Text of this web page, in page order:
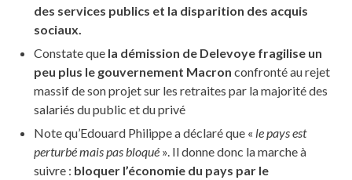
des services publics et la disparition des acquis
sociaux.
Constate que la démission de Delevoye fragilise un
peu plus le gouvernement Macron confronté au rejet
massif de son projet sur les retraites par la majorité des
salariés du public et du privé
Note qu’Edouard Philippe a déclaré que « le pays est
perturbé mais pas bloqué». Il donne donc la marche à
suivre : bloquer l’économie du pays par le